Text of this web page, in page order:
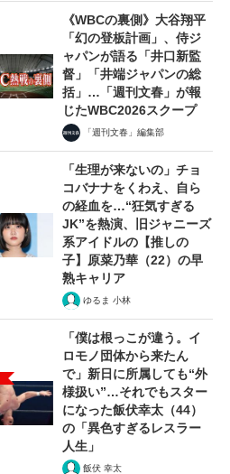
《WBCの裏側》大谷翔平
「幻の登板計画」、侍ジ
ャパンが語る「井口新監
督」「井端ジャパンの総
括」…「週刊文春」が報
じたWBC2026スクープ
「週刊文春」編集部
「生理が来ないの」チョ
コバナナをくわえ、自ら
の経血を…“狂気すぎる
JK”を熱演、旧ジャニーズ
系アイドルの【推しの
子】原菜乃華（22）の早
熟キャリア
ゆるま 小林
「僕は根っこが違う。イ
ロモノ団体から来たん
で」新日に所属しても“外
様扱い”…それでもスター
になった飯伏幸太（44）
の「異色すぎるレスラー
人生」
飯伏 幸太